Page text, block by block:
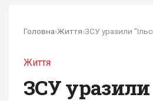
Головна›Життя›
Життя
ЗСУ